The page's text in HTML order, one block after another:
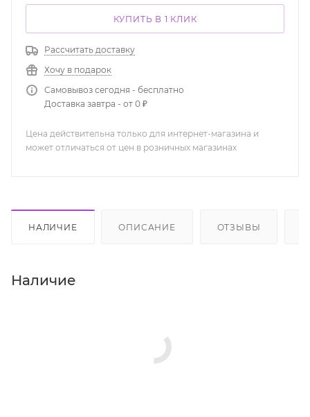
КУПИТЬ В 1 КЛИК
Рассчитать доставку
Хочу в подарок
Самовывоз сегодня - бесплатно
Доставка завтра - от 0 ₽
Цена действительна только для интернет-магазина и
может отличаться от цен в розничных магазинах
НАЛИЧИЕ ОПИСАНИЕ ОТЗЫВЫ
Наличие